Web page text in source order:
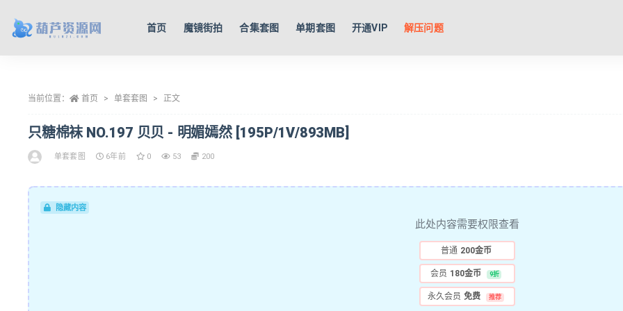
首页 魔镜街拍 合集套图 单期套图 开通VIP 解压问题
当前位置： 首页 单套套图 正文
只糖棉袜 NO.197 贝贝 - 明媚嫣然 [195P/1V/893MB]
单套套图 6年前 0 53 200
隐藏内容
此处内容需要权限查看
普通 200金币
会员 180金币 9折
永久会员 免费 推荐
全部